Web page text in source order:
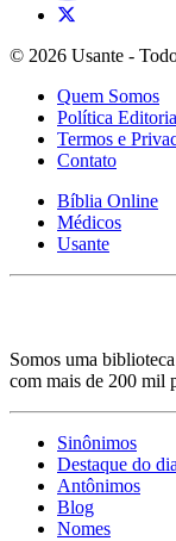
© 2026 Usante -
Quem Somos
Política
Termos e
Contato
Bíblia Online
Médicos
Usante
Somos uma
com mais de 200 mil
Sinônimos
Destaque do
Antônimos
Blog
Nomes